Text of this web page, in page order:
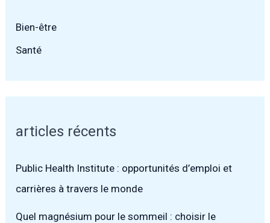
Bien-être
Santé
articles récents
Public Health Institute : opportunités d’emploi et
carrières à travers le monde
Quel magnésium pour le sommeil : choisir le